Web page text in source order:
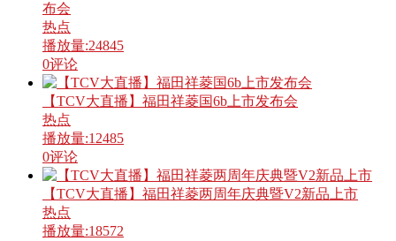
布会
热点
播放量:24845
0评论
【TCV大直播】福田祥菱国6b上市发布会
热点
播放量:12485
0评论
【TCV大直播】福田祥菱两周年庆典暨V2新品上市
热点
播放量:18572